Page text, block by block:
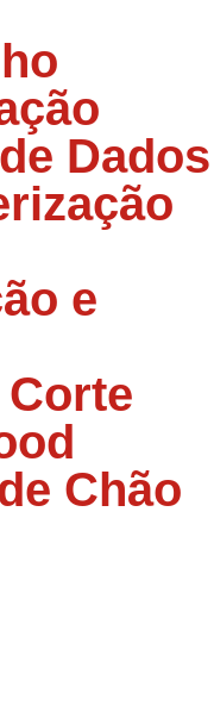
Dados
e
Chão